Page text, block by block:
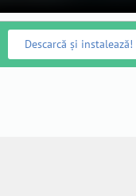
Descarcă și instalează!